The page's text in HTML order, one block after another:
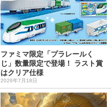
ファミマ限定「プラレールく
じ」数量限定で登場！ ラスト賞
はクリア仕様
2026年7月18日